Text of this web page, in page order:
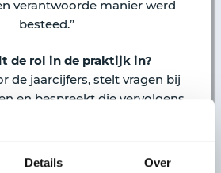
Details Over
verantwoorde manier werd
besteed.”
de rol in de praktijk in?
de jaarcijfers, stelt vragen bij
en bespreekt die vervolgens
Tijdens de ledenvergadering
drie keer twee uur per jaar.”